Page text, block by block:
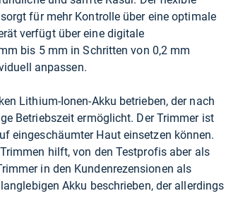
für mehr Kontrolle über eine optimale
verfügt über eine digitale
bis 5 mm in Schritten von 0,2 mm
anpassen.
Lithium-Ionen-Akku betrieben, der nach
Betriebszeit ermöglicht. Der Trimmer ist
eingeschäumter Haut einsetzen können.
hilft, von den Testprofis aber als
in den Kundenrezensionen als
Akku beschrieben, der allerdings